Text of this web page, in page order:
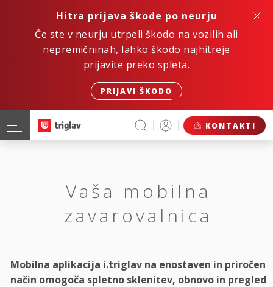
Hitra prijava škode po neurju
Če ste v neurju utrpeli škodo na vozilih ali
nepremičninah, lahko škodo najhitreje
prijavite preko spleta.
PRIJAVI ŠKODO
KONTAKTI
Vaša mobilna
zavarovalnica
Mobilna aplikacija i.triglav na enostaven in priročen
način omogoča spletno sklenitev, obnovo in pregled